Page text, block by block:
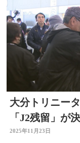
大分トリニー
「J2残留」
災で募金活動も
2025年11月23日